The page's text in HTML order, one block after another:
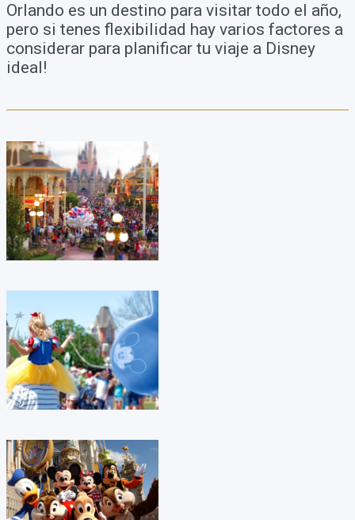
Orlando es un destino para visitar todo el año,
pero si tenes flexibilidad hay varios factores a
considerar para planificar tu viaje a Disney
ideal!